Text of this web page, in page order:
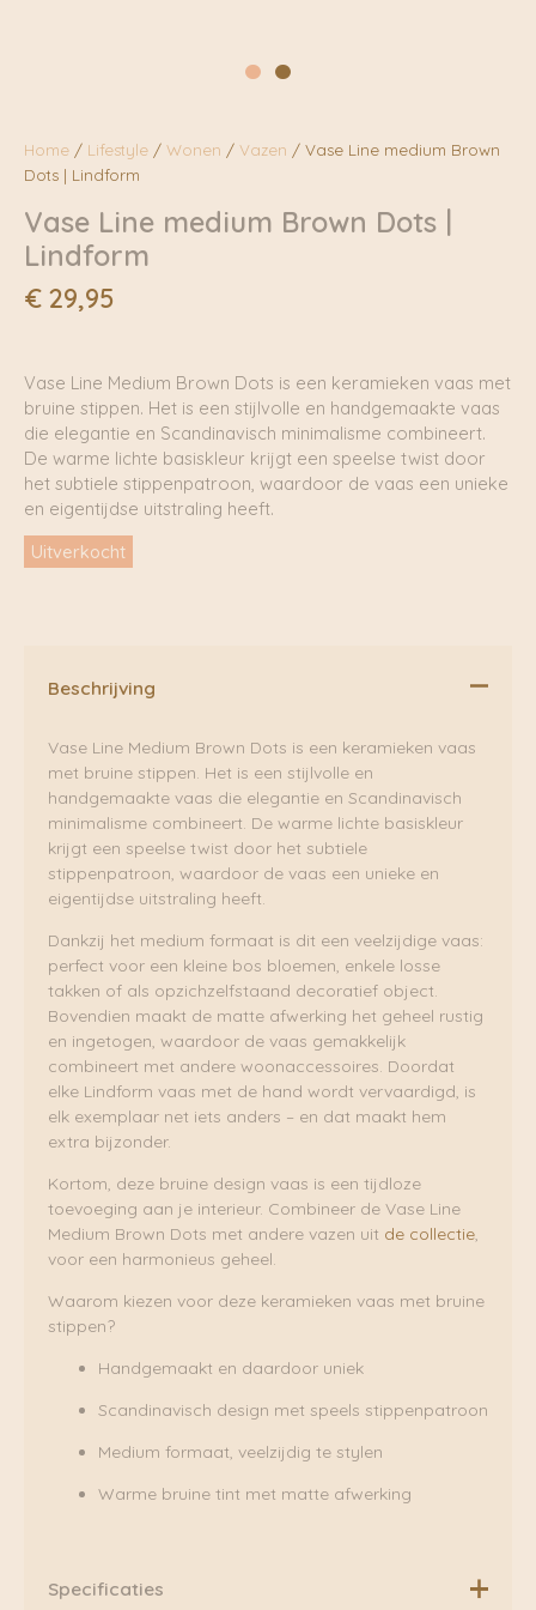
Home / Lifestyle / Wonen / Vazen / Vase Line medium Brown
Dots | Lindform
Vase Line medium Brown Dots |
Lindform
€ 29,95
Vase Line Medium Brown Dots is een keramieken vaas met
bruine stippen. Het is een stijlvolle en handgemaakte vaas
die elegantie en Scandinavisch minimalisme combineert.
De warme lichte basiskleur krijgt een speelse twist door
het subtiele stippenpatroon, waardoor de vaas een unieke
en eigentijdse uitstraling heeft.
Uitverkocht
Beschrijving
Vase Line Medium Brown Dots is een keramieken vaas
met bruine stippen. Het is een stijlvolle en
handgemaakte vaas die elegantie en Scandinavisch
minimalisme combineert. De warme lichte basiskleur
krijgt een speelse twist door het subtiele
stippenpatroon, waardoor de vaas een unieke en
eigentijdse uitstraling heeft.
Dankzij het medium formaat is dit een veelzijdige vaas:
perfect voor een kleine bos bloemen, enkele losse
takken of als opzichzelfstaand decoratief object.
Bovendien maakt de matte afwerking het geheel rustig
en ingetogen, waardoor de vaas gemakkelijk
combineert met andere woonaccessoires. Doordat
elke Lindform vaas met de hand wordt vervaardigd, is
elk exemplaar net iets anders – en dat maakt hem
extra bijzonder.
Kortom, deze bruine design vaas is een tijdloze
toevoeging aan je interieur. Combineer de Vase Line
Medium Brown Dots met andere vazen uit de collectie,
voor een harmonieus geheel.
Waarom kiezen voor deze keramieken vaas met bruine
stippen?
Handgemaakt en daardoor uniek
Scandinavisch design met speels stippenpatroon
Medium formaat, veelzijdig te stylen
Warme bruine tint met matte afwerking
Specificaties